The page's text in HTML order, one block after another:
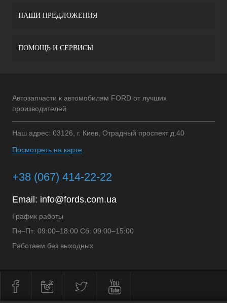
НАШИ ПРЕДЛОЖЕНИЯ
ПОМОЩЬ И СЕРВИСЫ
Автозапчасти к автомобилям FORD от лучших
производителей
Наш адрес: 03126, г. Киев, Отрадный проспект д.40
Посмотреть на карте
+38 (067) 414-22-22
Email: info@fords.com.ua
График работы
Пн–Пт: 09:00–18:00 Сб: 09:00–15:00
Работаем без выходных